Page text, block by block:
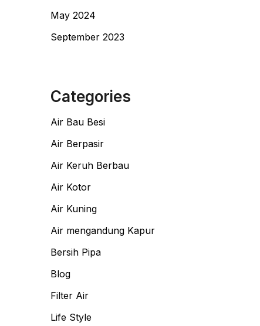
May 2024
September 2023
Categories
Air Bau Besi
Air Berpasir
Air Keruh Berbau
Air Kotor
Air Kuning
Air mengandung Kapur
Bersih Pipa
Blog
Filter Air
Life Style